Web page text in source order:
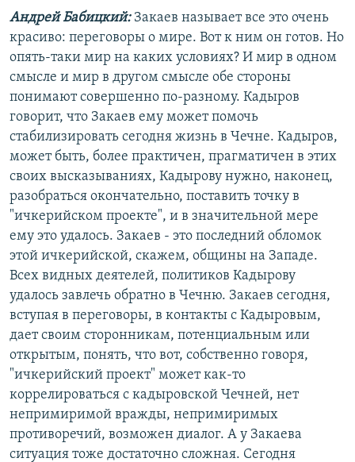
Андрей Бабицкий:Закаев называет все это очень
красиво: переговоры о мире. Вот к ним он готов. Но
опять-таки мир на каких условиях? И мир в одном
смысле и мир в другом смысле обе стороны
понимают совершенно по-разному. Кадыров
говорит, что Закаев ему может помочь
стабилизировать сегодня жизнь в Чечне. Кадыров,
может быть, более практичен, прагматичен в этих
своих высказываниях, Кадырову нужно, наконец,
разобраться окончательно, поставить точку в
"ичкерийском проекте", и в значительной мере
ему это удалось. Закаев - это последний обломок
этой ичкерийской, скажем, общины на Западе.
Всех видных деятелей, политиков Кадырову
удалось завлечь обратно в Чечню. Закаев сегодня,
вступая в переговоры, в контакты с Кадыровым,
дает своим сторонникам, потенциальным или
открытым, понять, что вот, собственно говоря,
"ичкерийский проект" может как-то
коррелироваться с кадыровской Чечней, нет
непримиримой вражды, непримиримых
противоречий, возможен диалог. А у Закаева
ситуация тоже достаточно сложная. Сегодня